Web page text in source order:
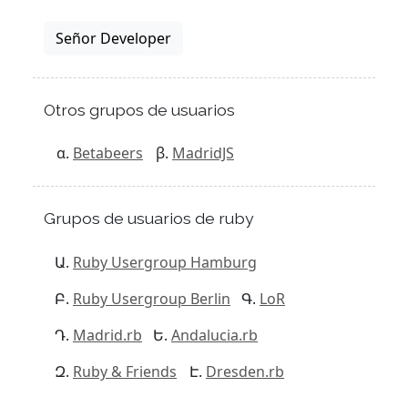
Señor Developer
Otros grupos de usuarios
Betabeers MadridJS
Grupos de usuarios de ruby
Ruby Usergroup Hamburg
Ruby Usergroup Berlin
LoR
Madrid.rb
Andalucia.rb
Ruby & Friends
Dresden.rb